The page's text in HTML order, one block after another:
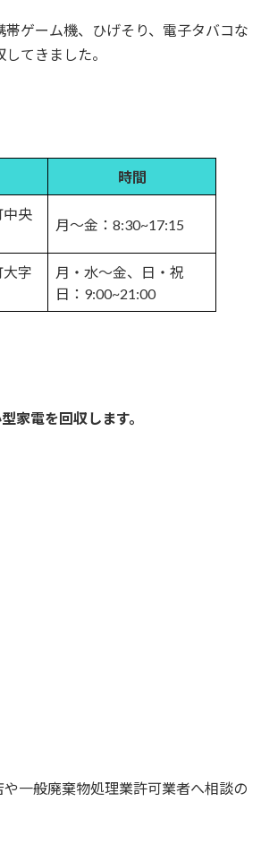
ゲーム機、ひげそり、電子タバコな
てきました。
時間
中央
月～金：8:30~17:15
字
月・水～金、日・祝
日：9:00~21:00
家電を回収します。
一般廃棄物処理業許可業者へ相談の